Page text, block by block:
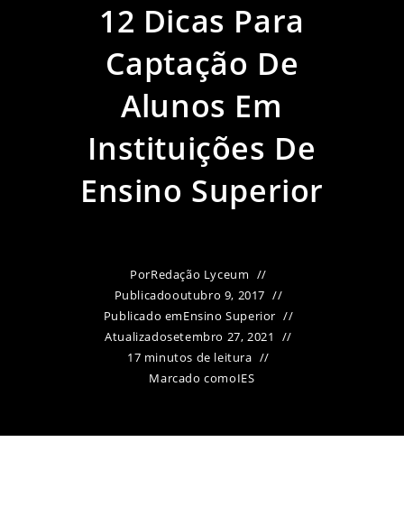
12 Dicas Para
Captação De
Alunos Em
Instituições De
Ensino Superior
PorRedação Lyceum
Publicadooutubro 9, 2017
Publicado emEnsino Superior
Atualizadosetembro 27, 2021
17 minutos de leitura
Marcado comoIES